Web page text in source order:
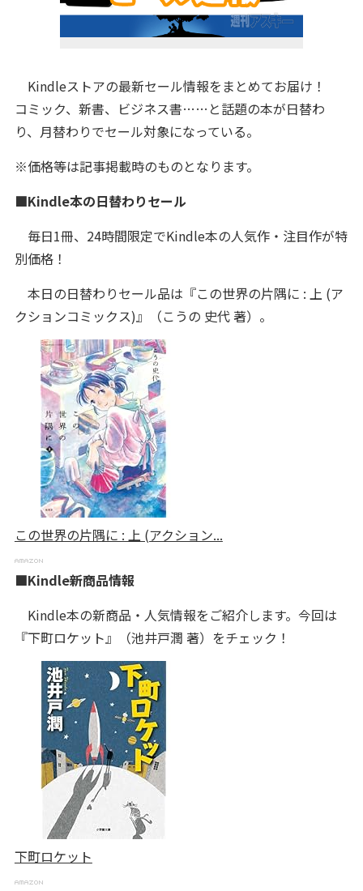
Kindleストアの最新セール情報をまとめてお届け！
コミック、新書、ビジネス書……と話題の本が日替わ
り、月替わりでセール対象になっている。
※価格等は記事掲載時のものとなります。
■Kindle本の日替わりセール
毎日1冊、24時間限定でKindle本の人気作・注目作が特
別価格！
本日の日替わりセール品は『この世界の片隅に : 上 (ア
クションコミックス)』（こうの 史代 著）。
この世界の片隅に : 上 (アクション...
■Kindle新商品情報
Kindle本の新商品・人気情報をご紹介します。今回は
『下町ロケット』（池井戸潤 著）をチェック！
下町ロケット